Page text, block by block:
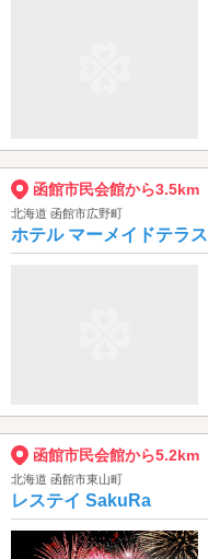
函館市民会館から3.5km
北海道 函館市広野町
ホテル マーメイドテラス
函館市民会館から5.2km
北海道 函館市東山町
レステイ SakuRa